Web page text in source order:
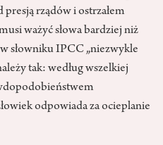
rządów i ostrzałem
ważyć słowa bardziej niż
słowniku IPCC „niezwykle
tak: według wszelkiej
odpowiada za ocieplanie